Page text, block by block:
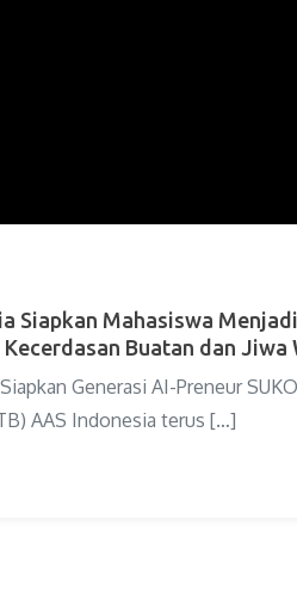
Siapkan Mahasiswa
Buatan dan Jiwa
Generasi AI-Preneur
AAS Indonesia terus […]